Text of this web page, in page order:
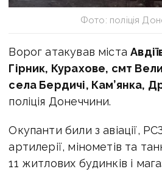
Фото: поліція
Ворог атакував міста
Гірник, Курахове, смт
села Бердичі, Кам’янка,
поліція Донеччини.
Окупанти били з авіації,
артилерії, мінометів та
11 житлових будинків і